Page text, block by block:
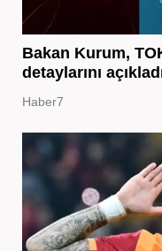
Bakan Kurum,
detaylarını
Haber7